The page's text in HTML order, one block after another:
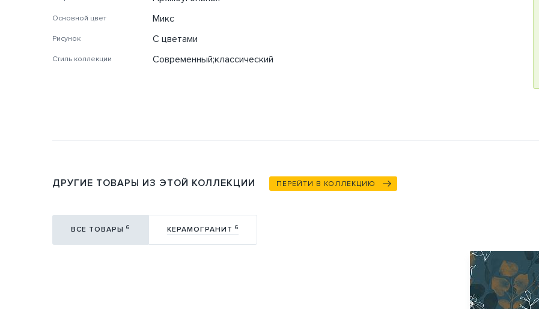
Основной цвет Микс
Рисунок С цветами
Стиль коллекции Современный;классический
ДРУГИЕ ТОВАРЫ ИЗ ЭТОЙ КОЛЛЕКЦИИ ПЕРЕЙТИ В КОЛЛЕКЦИЮ
ВСЕ ТОВАРЫ 6 КЕРАМОГРАНИТ 6